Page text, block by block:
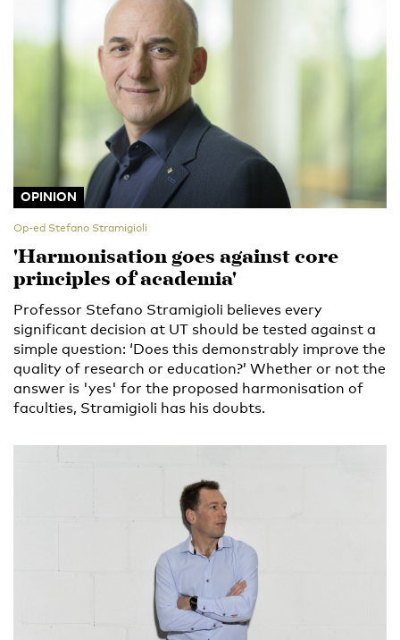
OPINION
Op-ed Stefano Stramigioli
'Harmonisation goes against core
principles of academia'
Professor Stefano Stramigioli believes every
significant decision at UT should be tested against a
simple question: ‘Does this demonstrably improve the
quality of research or education?’ Whether or not the
answer is 'yes' for the proposed harmonisation of
faculties, Stramigioli has his doubts.